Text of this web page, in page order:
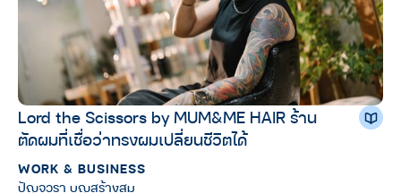
Lord the Scissors by MUM&ME HAIR ร้าน
ตัดผมที่เชื่อว่าทรงผมเปลี่ยนชีวิตได้
WORK & BUSINESS
ปัญจวรา บุญสร้างสม